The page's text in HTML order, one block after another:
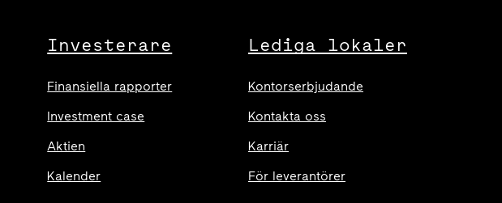
Investerare
Finansiella rapporter
Investment case
Aktien
Kalender
Lediga lokaler
Kontorserbjudande
Kontakta oss
Karriär
För leverantörer